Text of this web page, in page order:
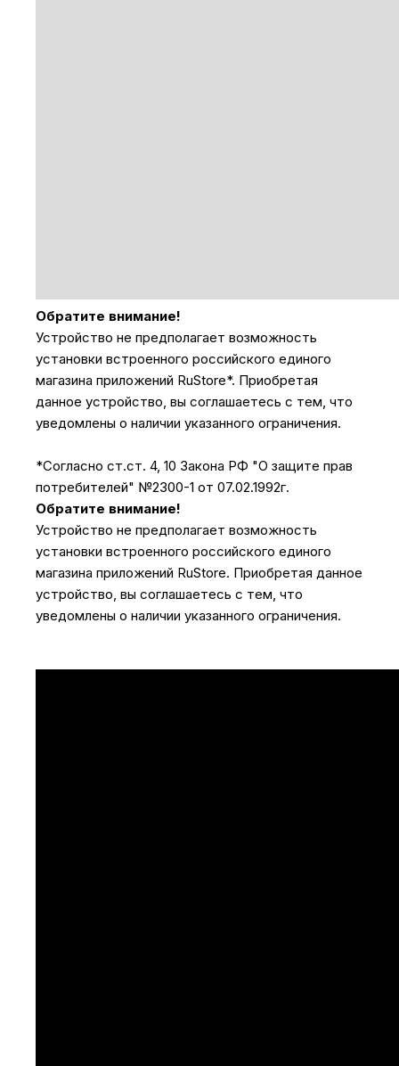
Обратите внимание!
Устройство не предполагает возможность
установки встроенного российского единого
магазина приложений RuStore*. Приобретая
данное устройство, вы соглашаетесь с тем, что
уведомлены о наличии указанного ограничения.
*Согласно ст.ст. 4, 10 Закона РФ "О защите прав
потребителей" №2300-1 от 07.02.1992г.
Обратите внимание!
Устройство не предполагает возможность
установки встроенного российского единого
магазина приложений RuStore. Приобретая данное
устройство, вы соглашаетесь с тем, что
уведомлены о наличии указанного ограничения.